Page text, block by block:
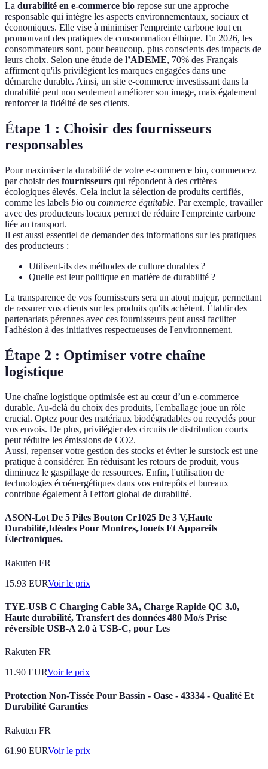
La durabilité en e-commerce bio repose sur une approche
responsable qui intègre les aspects environnementaux, sociaux et
économiques. Elle vise à minimiser l'empreinte carbone tout en
promouvant des pratiques de consommation éthique. En 2026, les
consommateurs sont, pour beaucoup, plus conscients des impacts de
leurs choix. Selon une étude de l’ADEME, 70% des Français
affirment qu'ils privilégient les marques engagées dans une
démarche durable. Ainsi, un site e-commerce investissant dans la
durabilité peut non seulement améliorer son image, mais également
renforcer la fidélité de ses clients.
Étape 1 : Choisir des fournisseurs
responsables
Pour maximiser la durabilité de votre e-commerce bio, commencez
par choisir des fournisseurs qui répondent à des critères
écologiques élevés. Cela inclut la sélection de produits certifiés,
comme les labels bio ou commerce équitable. Par exemple, travailler
avec des producteurs locaux permet de réduire l'empreinte carbone
liée au transport.
Il est aussi essentiel de demander des informations sur les pratiques
des producteurs :
Utilisent-ils des méthodes de culture durables ?
Quelle est leur politique en matière de durabilité ?
La transparence de vos fournisseurs sera un atout majeur, permettant
de rassurer vos clients sur les produits qu'ils achètent. Établir des
partenariats pérennes avec ces fournisseurs peut aussi faciliter
l'adhésion à des initiatives respectueuses de l'environnement.
Étape 2 : Optimiser votre chaîne
logistique
Une chaîne logistique optimisée est au cœur d’un e-commerce
durable. Au-delà du choix des produits, l'emballage joue un rôle
crucial. Optez pour des matériaux biodégradables ou recyclés pour
vos envois. De plus, privilégier des circuits de distribution courts
peut réduire les émissions de CO2.
Aussi, repenser votre gestion des stocks et éviter le surstock est une
pratique à considérer. En réduisant les retours de produit, vous
diminuez le gaspillage de ressources. Enfin, l'utilisation de
technologies écoénergétiques dans vos entrepôts et bureaux
contribue également à l'effort global de durabilité.
ASON-Lot De 5 Piles Bouton Cr1025 De 3 V,Haute
Durabilité,Idéales Pour Montres,Jouets Et Appareils
Électroniques.
Rakuten FR
15.93 EURVoir le prix
TYE-USB C Charging Cable 3A, Charge Rapide QC 3.0,
Haute durabilité, Transfert des données 480 Mo/s Prise
réversible USB-A 2.0 à USB-C, pour Les
Rakuten FR
11.90 EURVoir le prix
Protection Non-Tissée Pour Bassin - Oase - 43334 - Qualité Et
Durabilité Garanties
Rakuten FR
61.90 EURVoir le prix